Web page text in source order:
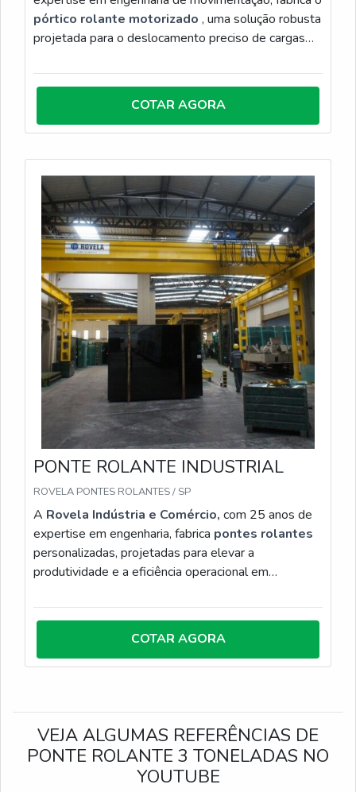
pórtico rolante motorizado , uma solução robusta
projetada para o deslocamento preciso de cargas
principais, cabeceiras e trilhos, o equipamento
vertical do espaço, permitindo o transporte
suspenso de mercadorias com máxima eficiência.
nosso pórtico rolante motorizado elimina a
necessidade de rampas longas, reduz o tempo de
operação logística e aumenta a segurança na
movimentação interna. Com fabricação própria e
suporte técnico especializado, a Rovela entrega
projetos sob medida, garantindo instalação, testes e
total conformidade com as normas de segurança
vigentes.
COTAR AGORA
PONTE ROLANTE INDUSTRIAL
ROVELA PONTES ROLANTES / SP
A Rovela Indústria e Comércio, com 25 anos de
expertise em engenharia, fabrica pontes rolantes
personalizadas, projetadas para elevar a
produtividade e a eficiência operacional em
configurações apoiadas, suspensas ou especiais,
carga e o layout, garantindo movimentação precisa
de grandes volumes e otimização do espaço fabril.
normas técnicas, abrangendo desde o projeto e
instalação até testes de comissionamento e
treinamento. Ao eliminar o esforço manual crítico e
reduzir riscos operacionais, nossas pontes rolantes
COTAR AGORA
VEJA ALGUMAS REFERÊNCIAS DE
PONTE ROLANTE 3 TONELADAS NO
YOUTUBE